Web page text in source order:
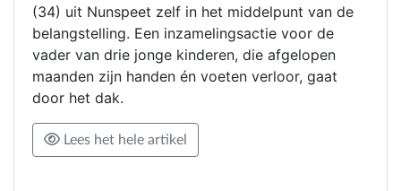
(34) uit Nunspeet zelf in het middelpunt van de
belangstelling. Een inzamelingsactie voor de
vader van drie jonge kinderen, die afgelopen
maanden zijn handen én voeten verloor, gaat
door het dak.
Lees het hele artikel